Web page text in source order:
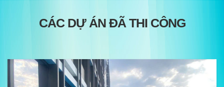
CÁC DỰ ÁN ĐÃ THI CÔNG